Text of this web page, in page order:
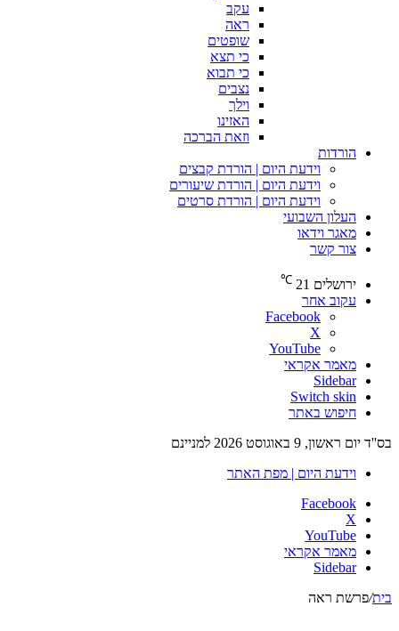
עקב
ראה
שופטים
כי תצא
כי תבוא
נצבים
וילך
האזינו
וזאת הברכה
הורדות
וידעת היום | הורדת קבצים
וידעת היום | הורדת שיעורים
וידעת היום | הורדת סרטים
העלון השבועי
מאגר וידאו
צור קשר
ירושלים 21
℃
עקוב אחר
Facebook
X
YouTube
מאמר אקראי
Sidebar
Switch skin
חיפוש באתר
בס''ד יום ראשון, 9 באוגוסט 2026 למניינם
וידעת היום | מפת האתר
Facebook
X
YouTube
מאמר אקראי
Sidebar
בית/פרשת ראה